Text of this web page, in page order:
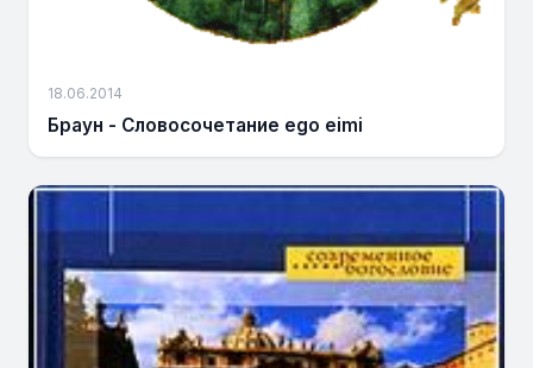
18.06.2014
Браун - Словосочетание еgo eimi